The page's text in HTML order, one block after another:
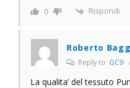
0 Rispondi
Roberto
Reply to GC9
La qualita’ del tessuto